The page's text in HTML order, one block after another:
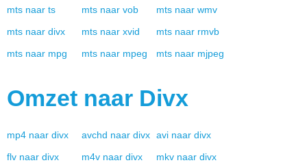
mts naar ts mts naar vob mts naar wmv
mts naar divx mts naar xvid mts naar rmvb
mts naar mpg mts naar mpeg mts naar mjpeg
Omzet naar Divx
mp4 naar divx avchd naar divx avi naar divx
flv naar divx m4v naar divx mkv naar divx